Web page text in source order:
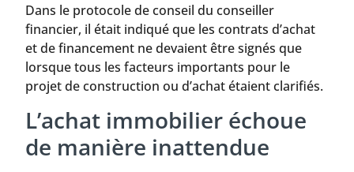
Dans le protocole de conseil du conseiller
financier, il était indiqué que les contrats d’achat
et de financement ne devaient être signés que
lorsque tous les facteurs importants pour le
projet de construction ou d’achat étaient clarifiés.
L’achat immobilier échoue
de manière inattendue